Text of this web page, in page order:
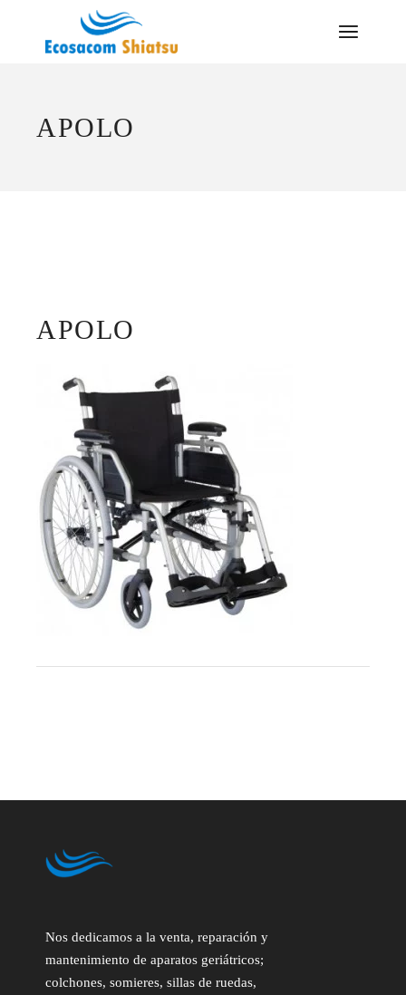
APOLO
APOLO
Nos dedicamos a la venta, reparación y
mantenimiento de aparatos geriátricos;
colchones, somieres, sillas de ruedas,